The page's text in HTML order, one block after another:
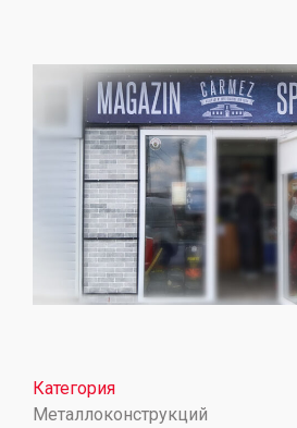
Категория
Металлоконструкций